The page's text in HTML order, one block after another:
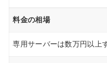
料金の相場
専用サーバーは数万円以上